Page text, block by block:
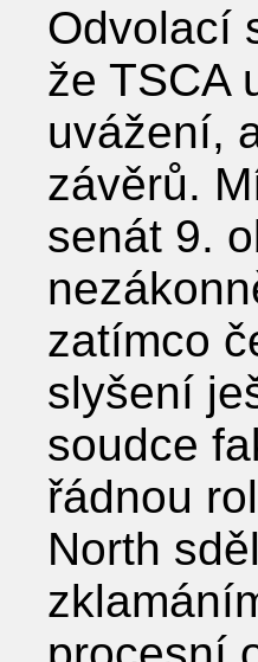
Odvolací
že TSCA
uvážení,
závěrů.
senát 9.
zatímco
slyšení
soudce
řádnou
North